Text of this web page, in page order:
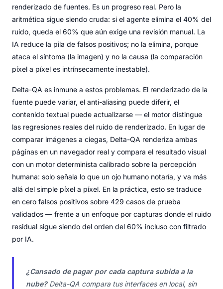
renderizado de fuentes. Es un progreso real. Pero la
aritmética sigue siendo cruda: si el agente elimina el 40% del
ruido, queda el 60% que aún exige una revisión manual. La
IA reduce la pila de falsos positivos; no la elimina, porque
ataca el síntoma (la imagen) y no la causa (la comparación
píxel a píxel es intrínsecamente inestable).
Delta-QA es inmune a estos problemas. El renderizado de la
fuente puede variar, el anti-aliasing puede diferir, el
contenido textual puede actualizarse — el motor distingue
las regresiones reales del ruido de renderizado. En lugar de
comparar imágenes a ciegas, Delta-QA renderiza ambas
páginas en un navegador real y compara el resultado visual
con un motor determinista calibrado sobre la percepción
humana: solo señala lo que un ojo humano notaría, y va más
allá del simple píxel a píxel. En la práctica, esto se traduce
en cero falsos positivos sobre 429 casos de prueba
validados — frente a un enfoque por capturas donde el ruido
residual sigue siendo del orden del 60% incluso con filtrado
por IA.
¿Cansado de pagar por cada captura subida a la
nube?Delta-QA compara tus interfaces en local, sin